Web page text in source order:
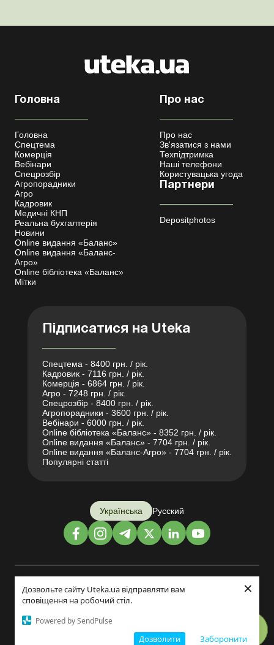
Дозвольте сайту Uteka.ua відправляти вам
сповіщення на робочий стіл.
Powered by SendPulse
Заборонити
Дозволити
×
Головна
Головна
Спецтема
Комерція
Вебінари
Спецрозбір
Агропорадники
Агро
Кадровик
Медичні КНП
Реальна бухгалтерія
Новини
Online видання «Баланс»
Online видання «Баланс-
Агро»
Online бібліотека «Баланс»
Мітки
Про нас
Про нас
Зв'язатися з нами
Техпідтримка
Наші телефони
Користувацька угода
Партнери
Depositphotos
Підписатися на Uteka
Спецтема - 8400 грн. / рік.
Кадровик - 7116 грн. / рік.
Комерція - 6864 грн. / рік.
Агро - 7248 грн. / рік.
Спецрозбір - 8400 грн. / рік.
Агропорадники - 3600 грн. / рік.
Вебінари - 6000 грн. / рік.
Online бібліотека «Баланс» - 8352 грн. / рік.
Online видання «Баланс» - 7704 грн. / рік.
Online видання «Баланс-Агро» - 7704 грн. / рік.
Популярні статті
Українська Русский
Дизайн і розробка: